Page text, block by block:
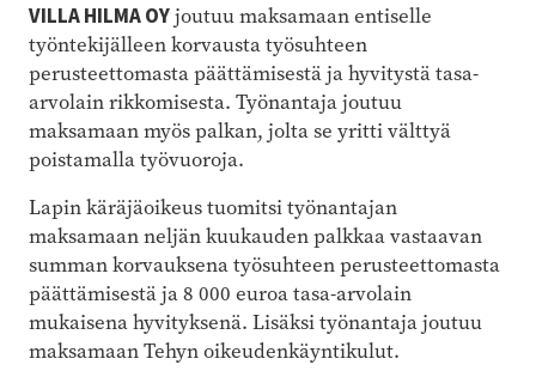
VILLA HILMA OYjoutuu maksamaan entiselle
työntekijälleen korvausta työsuhteen
perusteettomasta päättämisestä ja hyvitystä tasa-
arvolain rikkomisesta. Työnantaja joutuu
maksamaan myös palkan, jolta se yritti välttyä
poistamalla työvuoroja.
Lapin käräjäoikeus tuomitsi työnantajan
maksamaan neljän kuukauden palkkaa vastaavan
summan korvauksena työsuhteen perusteettomasta
päättämisestä ja 8 000 euroa tasa-arvolain
mukaisena hyvityksenä. Lisäksi työnantaja joutuu
maksamaan Tehyn oikeudenkäyntikulut.